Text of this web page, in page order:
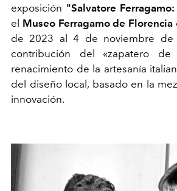
exposición "Salvatore
el Museo Ferragamode Florencia
de 2023 al 4 de noviembre de
contribución del «zapatero de
renacimiento de la artesanía
del diseño local, basado en la
innovación.